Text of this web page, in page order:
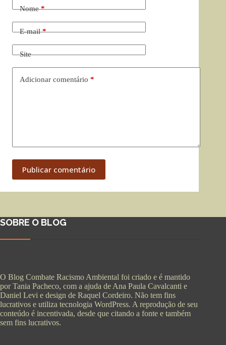
Nome*
E-mail*
Site
Adicionar comentário *
Publicar comentário
SOBRE O BLOG
O Blog Combate Racismo Ambiental foi criado e é mantido
por Tania Pacheco, com a ajuda de Ana Paula Cavalcanti e
Daniel Levi e design de Raquel Cordeiro. Não tem fins
lucrativos e utiliza tecnologia WordPress. A reprodução de seu
conteúdo é incentivada, desde que citando a fonte e também
sem fins lucrativos.